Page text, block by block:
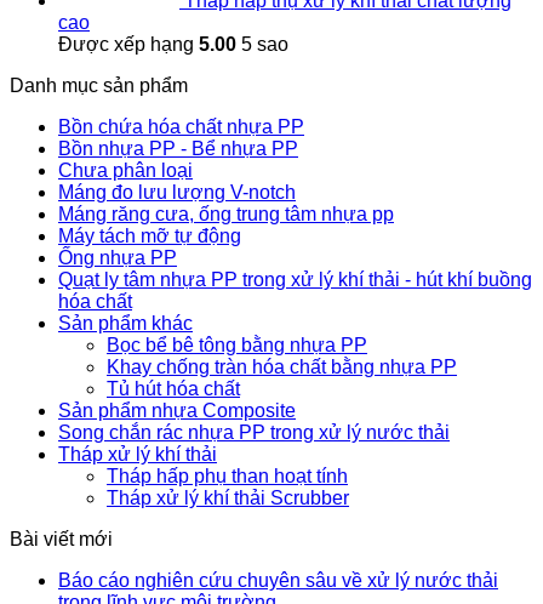
cao
Được xếp hạng 5.00 5 sao
Danh mục sản phẩm
Bồn chứa hóa chất nhựa PP
Bồn nhựa PP - Bể nhựa PP
Chưa phân loại
Máng đo lưu lượng V-notch
Máng răng cưa, ống trung tâm nhựa pp
Máy tách mỡ tự động
Ống nhựa PP
Quạt ly tâm nhựa PP trong xử lý khí thải - hút khí buồng
hóa chất
Sản phẩm khác
Bọc bể bê tông bằng nhựa PP
Khay chống tràn hóa chất bằng nhựa PP
Tủ hút hóa chất
Sản phẩm nhựa Composite
Song chắn rác nhựa PP trong xử lý nước thải
Tháp xử lý khí thải
Tháp hấp phụ than hoạt tính
Tháp xử lý khí thải Scrubber
Bài viết mới
Báo cáo nghiên cứu chuyên sâu về xử lý nước thải